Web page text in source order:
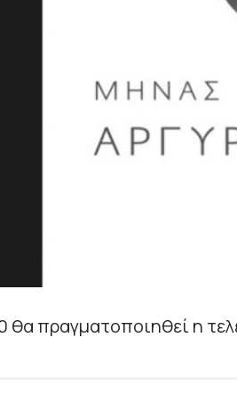
θα πραγματοποιηθεί η